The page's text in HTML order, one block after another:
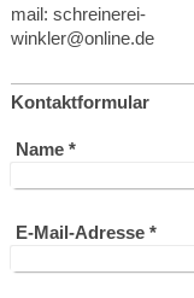
mail: schreinerei-
winkler@online.de
Kontaktformular
Name *
E-Mail-Adresse *